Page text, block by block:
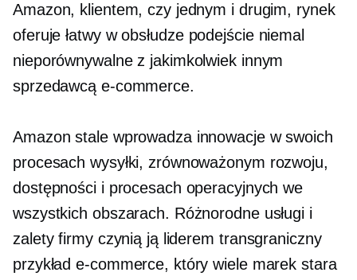
Amazon, klientem, czy jednym i drugim, rynek
oferujełatwy w obsłudzepodejście niemal
nieporównywalne z jakimkolwiek innym
sprzedawcą e-commerce.
Amazon stale wprowadza innowacje w swoich
procesach wysyłki, zrównoważonym rozwoju,
dostępności i procesach operacyjnych we
wszystkich obszarach. Różnorodne usługi i
zalety firmy czynią ją liderem transgraniczny
przykład e-commerce, który wiele marek stara